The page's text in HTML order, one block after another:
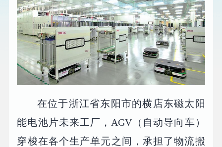
在位于浙江省东阳市的横店东磁太阳
能电池片未来工厂，AGV（自动导向车）
穿梭在各个生产单元之间，承担了物流搬